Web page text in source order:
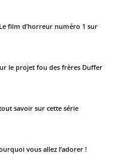
film d’horreur numéro 1 sur
le projet fou des frères Duffer
savoir sur cette série
vous allez l’adorer !